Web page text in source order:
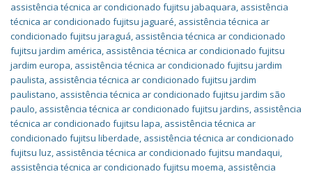
assistência técnica ar condicionado fujitsu jabaquara, assistência
técnica ar condicionado fujitsu jaguaré, assistência técnica ar
condicionado fujitsu jaraguá, assistência técnica ar condicionado
fujitsu jardim américa, assistência técnica ar condicionado fujitsu
jardim europa, assistência técnica ar condicionado fujitsu jardim
paulista, assistência técnica ar condicionado fujitsu jardim
paulistano, assistência técnica ar condicionado fujitsu jardim são
paulo, assistência técnica ar condicionado fujitsu jardins, assistência
técnica ar condicionado fujitsu lapa, assistência técnica ar
condicionado fujitsu liberdade, assistência técnica ar condicionado
fujitsu luz, assistência técnica ar condicionado fujitsu mandaqui,
assistência técnica ar condicionado fujitsu moema, assistência